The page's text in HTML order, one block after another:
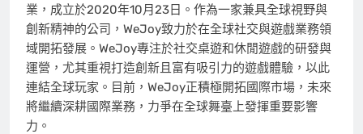
業，成立於2020年10月23日。作為一家兼具全球視野與
創新精神的公司，WeJoy致力於在全球社交與遊戲業務領
域開拓發展。WeJoy專注於社交桌遊和休閒遊戲的研發與
運營，尤其重視打造創新且富有吸引力的遊戲體驗，以此
連結全球玩家。目前，WeJoy正積極開拓國際市場，未來
將繼續深耕國際業務，力爭在全球舞臺上發揮重要影響
力。